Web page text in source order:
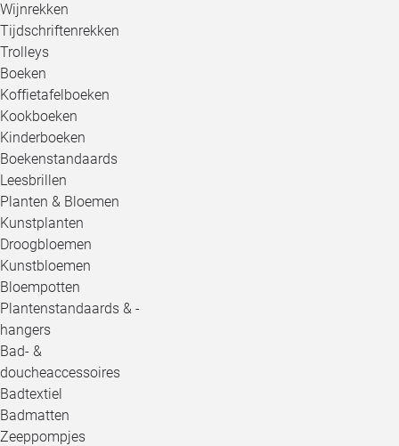
Wijnrekken
Tijdschriftenrekken
Trolleys
Boeken
Koffietafelboeken
Kookboeken
Kinderboeken
Boekenstandaards
Leesbrillen
Planten & Bloemen
Kunstplanten
Droogbloemen
Kunstbloemen
Bloempotten
Plantenstandaards & -
hangers
Bad- &
doucheaccessoires
Badtextiel
Badmatten
Zeeppompjes